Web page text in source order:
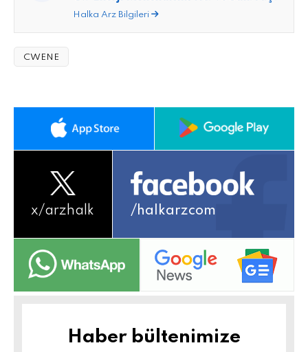
Halka Arz Bilgileri
CWENE
x/arzhalk /halkarzcom
Haber bültenimize